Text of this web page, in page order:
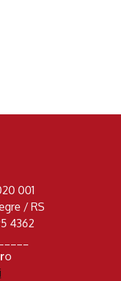
001
/ RS
4362
o